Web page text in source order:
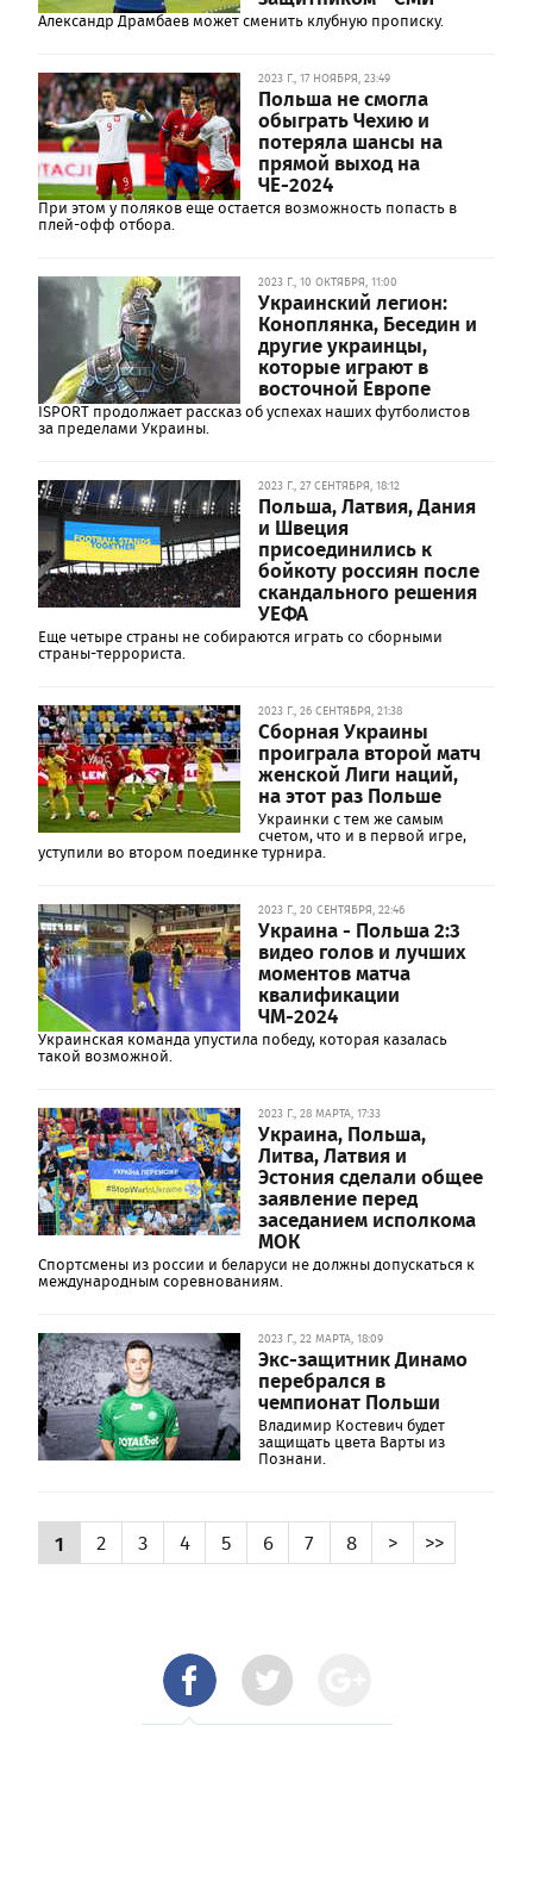
Александр Драмбаев может сменить клубную прописку.
2023 Г., 17 НОЯБРЯ, 23:49
Польша не смогла
обыграть Чехию и
потеряла шансы на
прямой выход на
ЧЕ-2024
При этом у поляков еще остается возможность попасть в
плей-офф отбора.
2023 Г., 10 ОКТЯБРЯ, 11:00
Украинский легион:
Коноплянка, Беседин и
другие украинцы,
которые играют в
восточной Европе
ISPORT продолжает рассказ об успехах наших футболистов
за пределами Украины.
2023 Г., 27 СЕНТЯБРЯ, 18:12
Польша, Латвия, Дания
и Швеция
присоединились к
бойкоту россиян после
скандального решения
УЕФА
Еще четыре страны не собираются играть со сборными
страны-террориста.
2023 Г., 26 СЕНТЯБРЯ, 21:38
Сборная Украины
проиграла второй матч
женской Лиги наций,
на этот раз Польше
Украинки с тем же самым
счетом, что и в первой игре,
уступили во втором поединке турнира.
2023 Г., 20 СЕНТЯБРЯ, 22:46
Украина - Польша 2:3
видео голов и лучших
моментов матча
квалификации
ЧМ-2024
Украинская команда упустила победу, которая казалась
такой возможной.
2023 Г., 28 МАРТА, 17:33
Украина, Польша,
Литва, Латвия и
Эстония сделали общее
заявление перед
заседанием исполкома
МОК
Спортсмены из россии и беларуси не должны допускаться к
международным соревнованиям.
2023 Г., 22 МАРТА, 18:09
Экс-защитник Динамо
перебрался в
чемпионат Польши
Владимир Костевич будет
защищать цвета Варты из
Познани.
1 2 3 4 5 6 7 8 > >>